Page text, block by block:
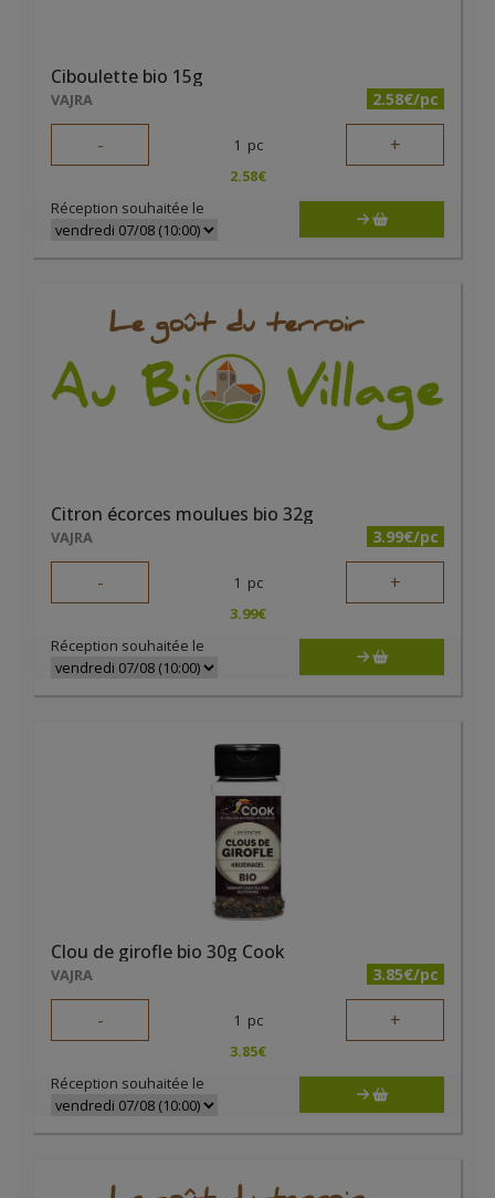
Ciboulette bio 15g
VAJRA 2.58€/pc
- 1 pc +
2.58€
Réception souhaitée le
Citron écorces moulues bio 32g
VAJRA 3.99€/pc
- 1 pc +
3.99€
Réception souhaitée le
Clou de girofle bio 30g Cook
VAJRA 3.85€/pc
- 1 pc +
3.85€
Réception souhaitée le